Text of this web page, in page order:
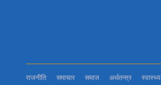
राजनीति समाचार समाज अर्थतन्‍त्र स्वास्थ्य